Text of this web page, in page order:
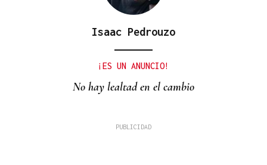
Isaac Pedrouzo
¡ES UN ANUNCIO!
No hay lealtad en el cambio